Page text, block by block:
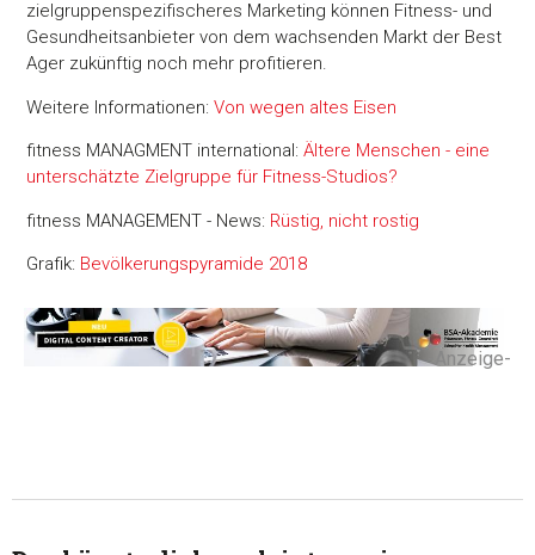
zielgruppenspezifischeres Marketing können Fitness- und
Gesundheitsanbieter von dem wachsenden Markt der Best
Ager zukünftig noch mehr profitieren.
Weitere Informationen:Von wegen altes Eisen
fitness MANAGMENT international:Ältere Menschen - eine
unterschätzte Zielgruppe für Fitness-Studios?
fitness MANAGEMENT - News: Rüstig, nicht rostig
Grafik: Bevölkerungspyramide 2018
-Anzeige-